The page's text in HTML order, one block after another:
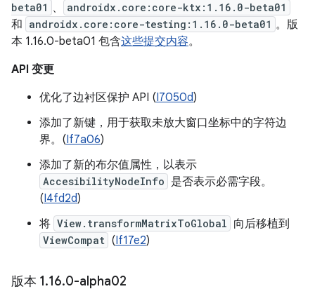
beta01 、 androidx.core:core-ktx:1.16.0-beta01
和 androidx.core:core-testing:1.16.0-beta01 。版
本 1.16.0-beta01 包含这些提交内容。
API 变更
优化了边衬区保护 API (I7050d)
添加了新键，用于获取未放大窗口坐标中的字符边
界。(If7a06)
添加了新的布尔值属性，以表示
AccesibilityNodeInfo 是否表示必需字段。
(I4fd2d)
将 View.transformMatrixToGlobal 向后移植到
ViewCompat (If17e2)
版本 1.16.0-alpha02